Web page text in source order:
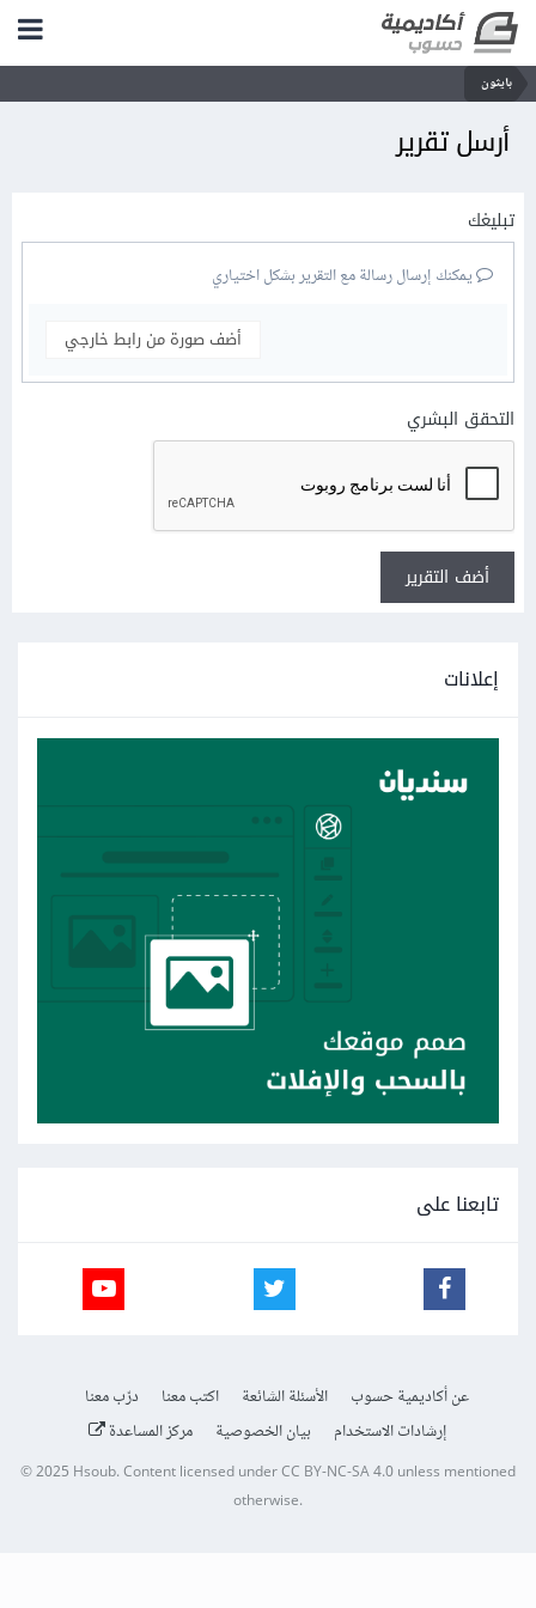
بايثون
أرسل تقرير
تبليغك
يمكنك إرسال رسالة مع التقرير بشكل اختياري
أضف صورة من رابط خارجي
التحقق البشري
أضف التقرير
إعلانات
تابعنا على
عن أكاديمية حسوب الأسئلة الشائعة اكتب معنا
درّب معنا
إرشادات الاستخدام
بيان الخصوصية مركز المساعدة
© 2025 Hsoub.Content licensed underCC BY-NC-SA 4.0unless mentioned
otherwise.